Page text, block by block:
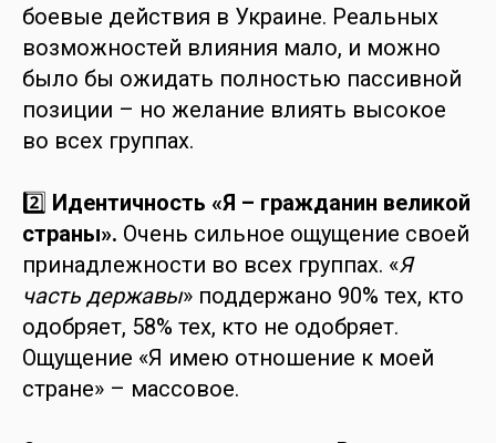
боевые действия в Украине. Реальных
возможностей влияния мало, и можно
было бы ожидать полностью пассивной
позиции – но желание влиять высокое
во всех группах.
2️⃣ Идентичность «Я – гражданин великой
страны». Очень сильное ощущение своей
принадлежности во всех группах. «Я
часть державы» поддержано 90% тех, кто
одобряет, 58% тех, кто не одобряет.
Ощущение «Я имею отношение к моей
стране» – массовое.